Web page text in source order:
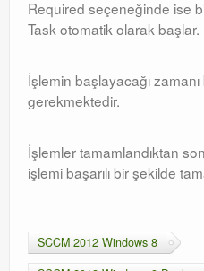
Required seçeneğinde ise
Task otomatik olarak başlar.
İşlemin başlayacağı
gerekmektedir.
İşlemler tamamlandıktan
işlemi başarılı bir şekilde
SCCM 2012 Windows 8